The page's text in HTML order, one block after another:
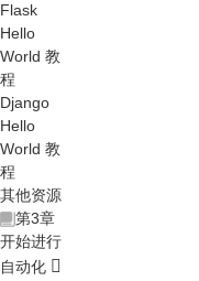
Flask
Hello
World 教
程
Django
Hello
World 教
程
其他资源
第3章
开始进行
自动化